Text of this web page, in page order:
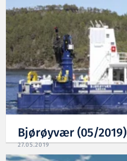
Bjørøyvær (05/2019)
27.05.2019